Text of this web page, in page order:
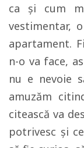
ca şi cum
vestimentar,
apartament.
n-o va face,
nu e nevoie
amuzăm
citească va
potrivesc şi